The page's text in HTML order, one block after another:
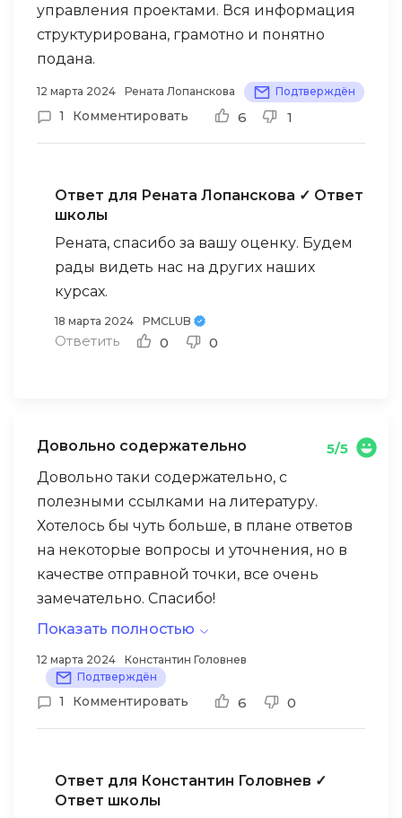
управления проектами. Вся информация
структурирована, грамотно и понятно
подана.
12 марта 2024 Рената Лопанскова Подтверждён
1 Комментировать 6 1
Ответ для Рената Лопанскова ✓ Ответ
школы
Рената, спасибо за вашу оценку. Будем
рады видеть нас на других наших
курсах.
18 марта 2024 PMCLUB
Ответить 0 0
Довольно содержательно
5/5
Довольно таки содержательно, с
полезными ссылками на литературу.
Хотелось бы чуть больше, в плане ответов
на некоторые вопросы и уточнения, но в
качестве отправной точки, все очень
замечательно. Спасибо!
Показать полностью
12 марта 2024
Константин Головнев
Подтверждён
1 Комментировать 6 0
Ответ для Константин Головнев ✓
Ответ школы